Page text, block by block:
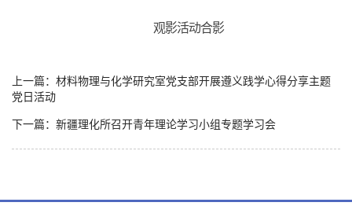
观影活动合影
上一篇：材料物理与化学研究室党支部开展遵义践学心得分享主题
党日活动
下一篇：新疆理化所召开青年理论学习小组专题学习会